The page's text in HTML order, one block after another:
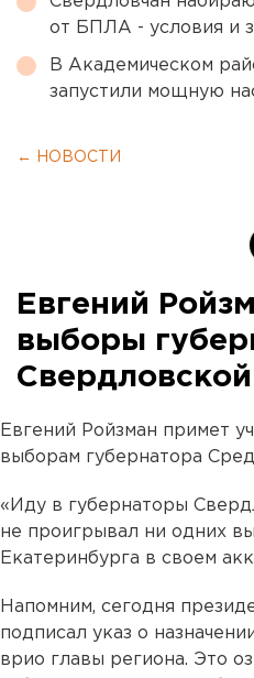
от БПЛА - условия и
В Академическом
запустили мощную
← НОВОСТИ
Евгений
выборы
Евгений Ройзман примет
выборам губернатора
« Иду в губернаторы
не проигрывал ни одних
Екатеринбурга в своем
Напомним, сегодня
подписал указ о
врио главы региона. Это